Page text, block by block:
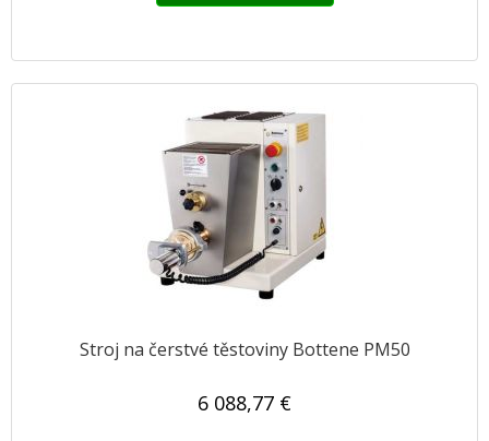
Stroj na čerstvé těstoviny Bottene PM50
6 088,77 €